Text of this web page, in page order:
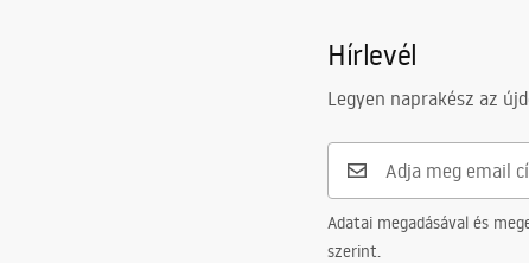
Hírlevél
Legyen naprakész az
Adatai megadásával és
szerint.